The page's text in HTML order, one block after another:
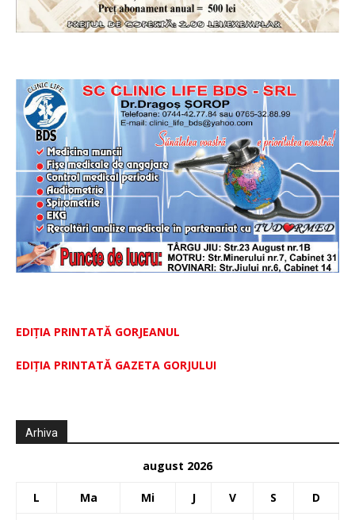
EDIȚIA PRINTATĂ GORJEANUL
EDIŢIA PRINTATĂ GAZETA GORJULUI
Arhiva
august 2026
L Ma Mi J V S D